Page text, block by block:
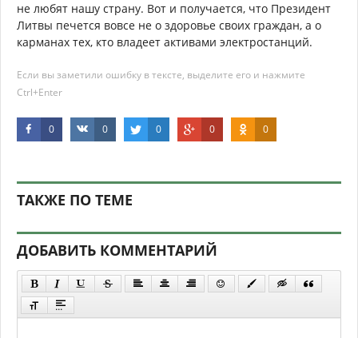
не любят нашу страну. Вот и получается, что Президент
Литвы печется вовсе не о здоровье своих граждан, а о
карманах тех, кто владеет активами электростанций.
Если вы заметили ошибку в тексте, выделите его и нажмите
Ctrl+Enter
0 0 0 0 0
ТАКЖЕ ПО ТЕМЕ
ДОБАВИТЬ КОММЕНТАРИЙ